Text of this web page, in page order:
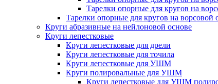
Тарелки опорные для кругов на
Тарелки опорные для кругов на ворсовой
Круги абразивные на нейлоновой основе
Круги лепестковые
Круги лепестковые для дрели
Круги лепестковые для точила
Круги лепестковые для УШМ
Круги полировальные для УШМ
Круги лепестковые для УШМ